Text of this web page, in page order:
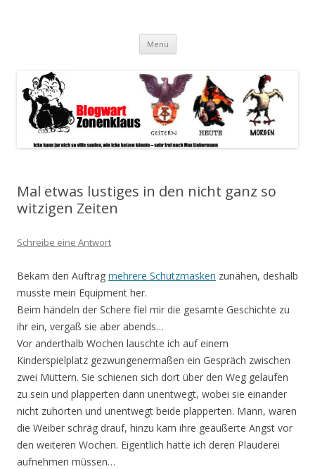
spiegeln im wesentlichen den Gesundheitszustand dieser unserer
Menü Zum
springen
Mal etwas lustiges in den nicht ganz so
witzigen Zeiten
Schreibe eine Antwort
Bekam den Auftrag mehrere Schutzmasken zunähen, deshalb
musste mein Equipment her.
Beim händeln der Schere fiel mir die gesamte Geschichte zu
ihr ein, vergaß sie aber abends…
Vor anderthalb Wochen lauschte ich auf einem
Kinderspielplatz gezwungenermaßen ein Gespräch zwischen
zwei Müttern. Sie schienen sich dort über den Weg gelaufen
zu sein und plapperten dann unentwegt, wobei sie einander
nicht zuhörten und unentwegt beide plapperten. Mann, waren
die Weiber schräg drauf, hinzu kam ihre geäußerte Angst vor
den weiteren Wochen. Eigentlich hätte ich deren Plauderei
aufnehmen müssen…